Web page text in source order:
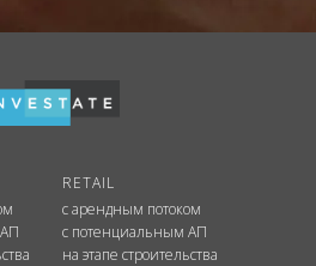
RETAIL
с арендным потоком
с потенциальным АП
на этапе строительства